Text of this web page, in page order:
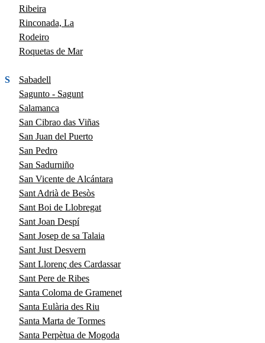
Ribeira
Rinconada, La
Rodeiro
Roquetas de Mar
S
Sabadell
Sagunto - Sagunt
Salamanca
San Cibrao das Viñas
San Juan del Puerto
San Pedro
San Sadurniño
San Vicente de Alcántara
Sant Adrià de Besòs
Sant Boi de Llobregat
Sant Joan Despí
Sant Josep de sa Talaia
Sant Just Desvern
Sant Llorenç des Cardassar
Sant Pere de Ribes
Santa Coloma de Gramenet
Santa Eulària des Riu
Santa Marta de Tormes
Santa Perpètua de Mogoda